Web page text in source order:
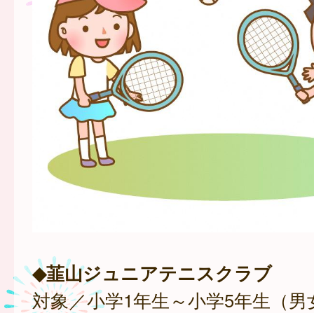
◆韮山ジュニアテニスクラブ
対象／小学1年生～小学5年生（男